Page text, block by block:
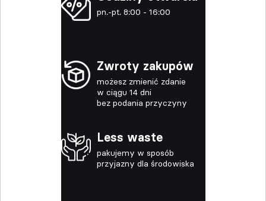
pn.-pt. 8:00 - 16:00
Zwroty zakupów
możesz zmienić zdanie
w ciągu 14 dni
bez podania przyczyny
Less waste
pakujemy w sposób
przyjazny dla środowiska